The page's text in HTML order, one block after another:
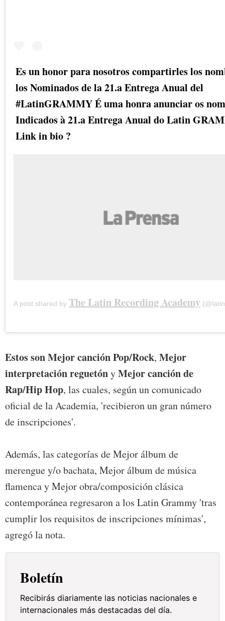
Es un honor para nosotros compartirles los
los Nominados de la 21.a Entrega Anual del
#LatinGRAMMY É uma honra anunciar os
Indicados à 21.a Entrega Anual do Latin
Link in bio ?
A post shared by The Latin Recording Academy
Estos son Mejor canción Pop/Rock, Mejor
interpretación reguetónyMejor canción de
Rap/Hip Hop, las cuales, según un comunicado
oficial de la Academia, 'recibieron un gran número
de inscripciones'.
Además, las categorías de Mejor álbum de
merengue y/o bachata, Mejor álbum de música
flamenca y Mejor obra/composición clásica
contemporánea regresaron a los Latin Grammy 'tras
cumplir los requisitos de inscripciones mínimas',
agregó la nota.
Boletín
Recibirás diariamente las noticias nacionales e
internacionales más destacadas del día.